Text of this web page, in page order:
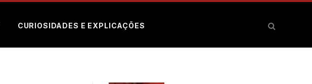
CURIOSIDADES E EXPLICAÇÕES